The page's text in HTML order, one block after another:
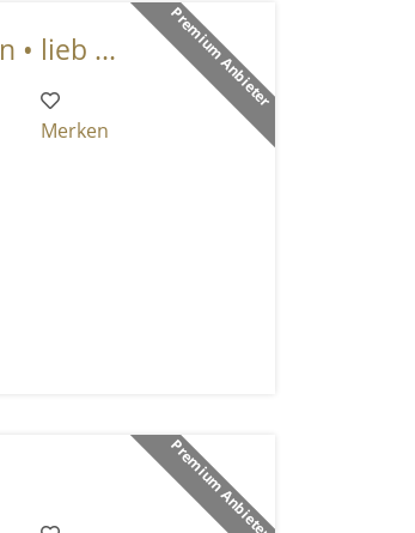
Premium Anbieter
• lieb ...
Merken
Premium Anbieter